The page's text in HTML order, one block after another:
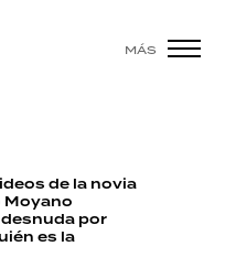
MÁS
de la novia
Moyano
por
es la